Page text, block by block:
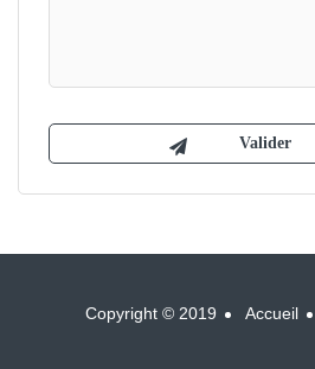
Copyright © 2019 Accueil